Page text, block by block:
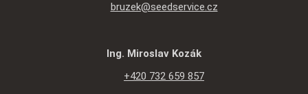
bruzek@seedservice.cz
Ing. Miroslav Kozák
+420 732 659 857